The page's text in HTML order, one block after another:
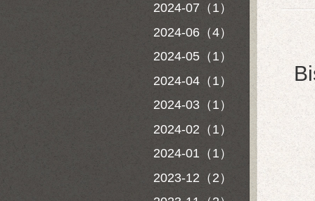
2024-07（1）
2024-06（4）
2024-05（1）
2024-04（1）
2024-03（1）
2024-02（1）
2024-01（1）
2023-12（2）